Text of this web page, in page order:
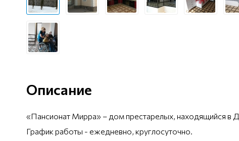
Описание
«Пансионат Мирра» – дом престарелых, находящийся
График работы - ежедневно, круглосуточно.